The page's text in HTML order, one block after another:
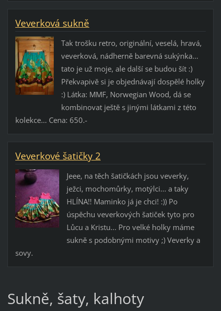
Veverková sukně
Tak trošku retro, originální, veselá, hravá,
veverková, nádherně barevná sukýnka...
tato je už moje, ale další se budou šít :)
Překvapivě si je objednávají dospělé holky
:) Látka: MMF, Norwegian Wood, dá se
kombinovat ještě s jinými látkami z této
kolekce... Cena: 650.-
Veverkové šatičky 2
Jeee, na těch šatičkách jsou veverky,
ježci, mochomůrky, motýlci... a taky
HLÍNA!! Maminko já je chci! :)) Po
úspěchu veverkových šatiček tyto pro
Lůcu a Kristu... Pro velké holky máme
sukně s podobnými motivy ;) Veverky a
sovy.
Sukně, šaty, kalhoty